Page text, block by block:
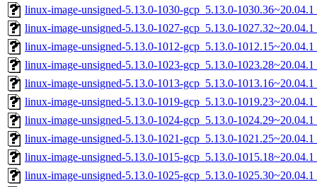
linux-image-unsigned-5.13.0-1030-gcp_5.13.0-
linux-image-unsigned-5.13.0-1027-gcp_5.13.0-
linux-image-unsigned-5.13.0-1012-gcp_5.13.0-
linux-image-unsigned-5.13.0-1023-gcp_5.13.0-
linux-image-unsigned-5.13.0-1013-gcp_5.13.0-
linux-image-unsigned-5.13.0-1019-gcp_5.13.0-
linux-image-unsigned-5.13.0-1024-gcp_5.13.0-
linux-image-unsigned-5.13.0-1021-gcp_5.13.0-
linux-image-unsigned-5.13.0-1015-gcp_5.13.0-
linux-image-unsigned-5.13.0-1025-gcp_5.13.0-